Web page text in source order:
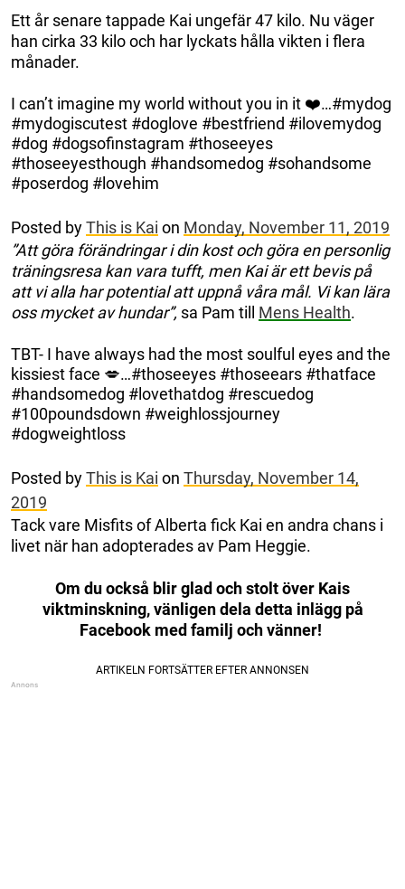
Ett år senare tappade Kai ungefär 47 kilo. Nu väger
han cirka 33 kilo och har lyckats hålla vikten i flera
månader.
I can’t imagine my world without you in it ❤️…#mydog
#mydogiscutest #doglove #bestfriend #ilovemydog
#dog #dogsofinstagram #thoseeyes
#thoseeyesthough #handsomedog #sohandsome
#poserdog #lovehim
Posted byThis is Kai on Monday, November 11, 2019
”Att göra förändringar i din kost och göra en personlig
träningsresa kan vara tufft, men Kai är ett bevis på
att vi alla har potential att uppnå våra mål. Vi kan lära
oss mycket av hundar”, sa Pam till Mens Health.
TBT- I have always had the most soulful eyes and the
kissiest face 💋…#thoseeyes #thoseears #thatface
#handsomedog #lovethatdog #rescuedog
#100poundsdown #weighlossjourney
#dogweightloss
Posted byThis is Kai on Thursday, November 14,
2019
Tack vare Misfits of Alberta fick Kai en andra chans i
livet när han adopterades av Pam Heggie.
Om du också blir glad och stolt över Kais
viktminskning, vänligen dela detta inlägg på
Facebook med familj och vänner!